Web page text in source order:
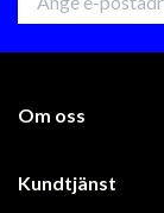
Om oss
Kundtjänst